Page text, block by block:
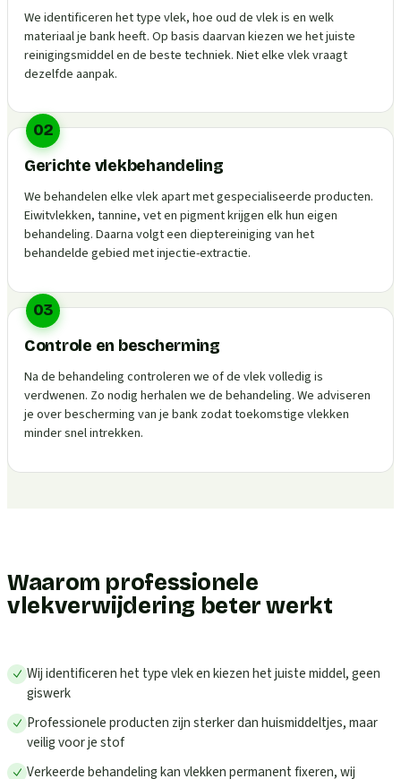
We identificeren het type vlek, hoe oud de vlek is en welk
materiaal je bank heeft. Op basis daarvan kiezen we het juiste
reinigingsmiddel en de beste techniek. Niet elke vlek vraagt
dezelfde aanpak.
02
Gerichte vlekbehandeling
We behandelen elke vlek apart met gespecialiseerde producten.
Eiwitvlekken, tannine, vet en pigment krijgen elk hun eigen
behandeling. Daarna volgt een dieptereiniging van het
behandelde gebied met injectie-extractie.
03
Controle en bescherming
Na de behandeling controleren we of de vlek volledig is
verdwenen. Zo nodig herhalen we de behandeling. We adviseren
je over bescherming van je bank zodat toekomstige vlekken
minder snel intrekken.
Waarom professionele
vlekverwijdering beter werkt
Wij identificeren het type vlek en kiezen het juiste middel, geen
giswerk
Professionele producten zijn sterker dan huismiddeltjes, maar
veilig voor je stof
Verkeerde behandeling kan vlekken permanent fixeren, wij